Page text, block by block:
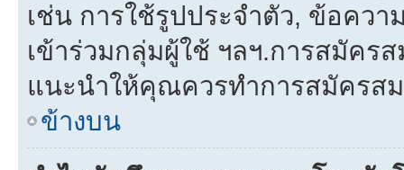
เช่น การใช้รูปประจำตัว, ข้อคว
เข้าร่วมกลุ่มผู้ใช้ ฯลฯ.การสมัคร
แนะนำให้คุณควรทำการสมัครส
ข้างบน